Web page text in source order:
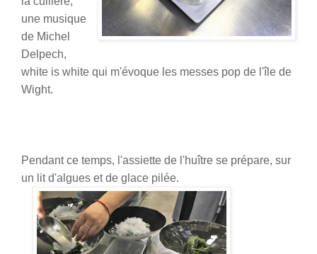
une musique
de Michel
Delpech,
white is white qui m'évoque les messes pop de l'île de
Wight.
Pendant ce temps, l'assiette de l'huître se prépare, sur
un lit d'algues et de glace pilée.